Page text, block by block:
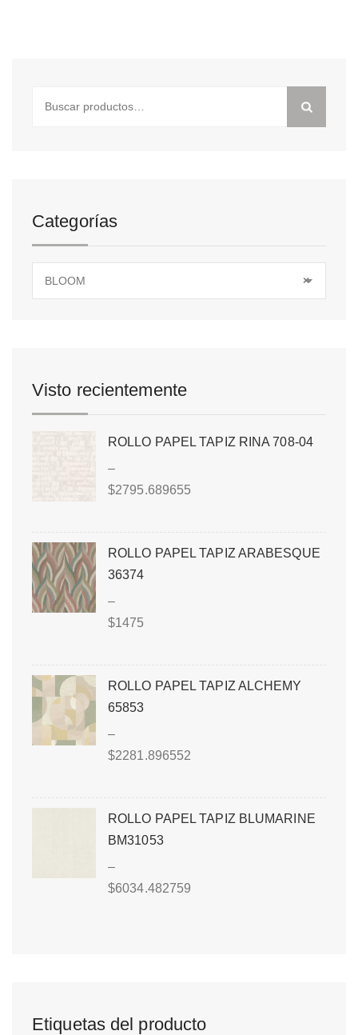
Categorías
×
BLOOM
Visto recientemente
ROLLO PAPEL TAPIZ RINA 708-04
–
$2795.689655
ROLLO PAPEL TAPIZ ARABESQUE
36374
–
$1475
ROLLO PAPEL TAPIZ ALCHEMY
65853
–
$2281.896552
ROLLO PAPEL TAPIZ BLUMARINE
BM31053
–
$6034.482759
Etiquetas del producto